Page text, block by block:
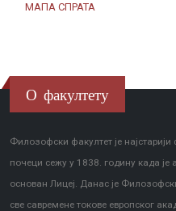
МАПА СПРАТА
О факултету
Филозофски факултет је најстарији
почеци сежу у 1838. годину када је
основан Лицеј. Данас је
све савремене токове европског